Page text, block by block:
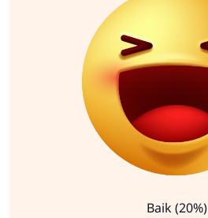
Baik (20%)